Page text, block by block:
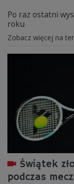
Po raz ostatni
roku
Zobacz więcej na
Świątek
podczas